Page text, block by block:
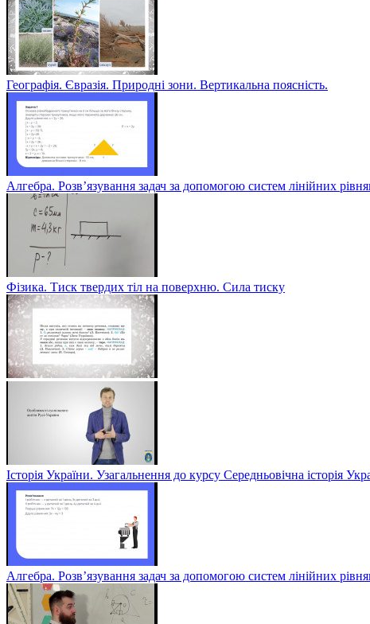
Географія. Євразія. Природні зони. Вертикальна поясність.
Алгебра. Розв’язування задач за допомогою систем лінійних
Фізика. Тиск твердих тіл на поверхню. Сила тиску
Історія України. Узагальнення до курсу Середньовічна історія
Алгебра. Розв’язування задач за допомогою систем лінійних